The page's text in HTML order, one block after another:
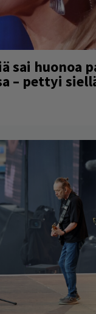
sai huonoa
– pettyi